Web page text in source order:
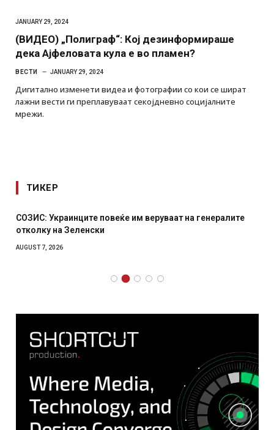
JANUARY 29, 2024
(ВИДЕО) „Полиграф“: Кој дезинформираше
дека Ајфеловата кула е во пламен?
ВЕСТИ JANUARY 29, 2024
Дигитално изменети видеа и фотографии со кои се шират
лажни вести ги преплавуваат секојдневно социјалните
мрежи.
ТИКЕР
СОЗИС: Украинците повеќе им веруваат на генералите
отколку на Зеленски
AUGUST 7, 2026